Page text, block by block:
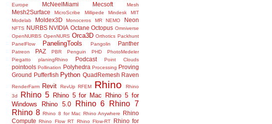
Europe
McNeelMiami Mecsoft Mesh
Mesh2Surface MicroScribe Millipede Mindesk
MIT
Modelab
Moldex3D Monoceros MR NEMO Neon
NFTS NURBS NVIDIA Octane Octopus Omniverse
OpenNURBS OpenNURS Orca3D Orthotics Packhunt
PanelFlow
PanelingTools Pangolin Panther
Patreon PAZ PBR Penguin PHD
PhotoMedeler
Piegatto
planingRhino Podcast Point Clouds
pointools Pollination Polyhedra Processing Proving
Ground Pufferfish Python QuadRemesh Raven
RenderFarm Revit RevUp RFEM Rhino
Rhino
3d
Rhino 5 Rhino 5 for Mac
Rhino 5 for
Windows
Rhino 5.0 Rhino 6
Rhino 7
Rhino 8 Rhino 8 for Mac Rhino Anywhere
Rhino
Compute Rhino Flow RT Rhino Flow-RT
Rhino for